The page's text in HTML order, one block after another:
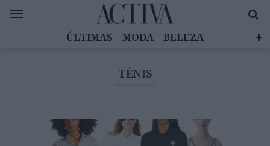
ÚLTIMAS MODA
BELEZA
MULHERES INSPIRADORAS
TÉNIS